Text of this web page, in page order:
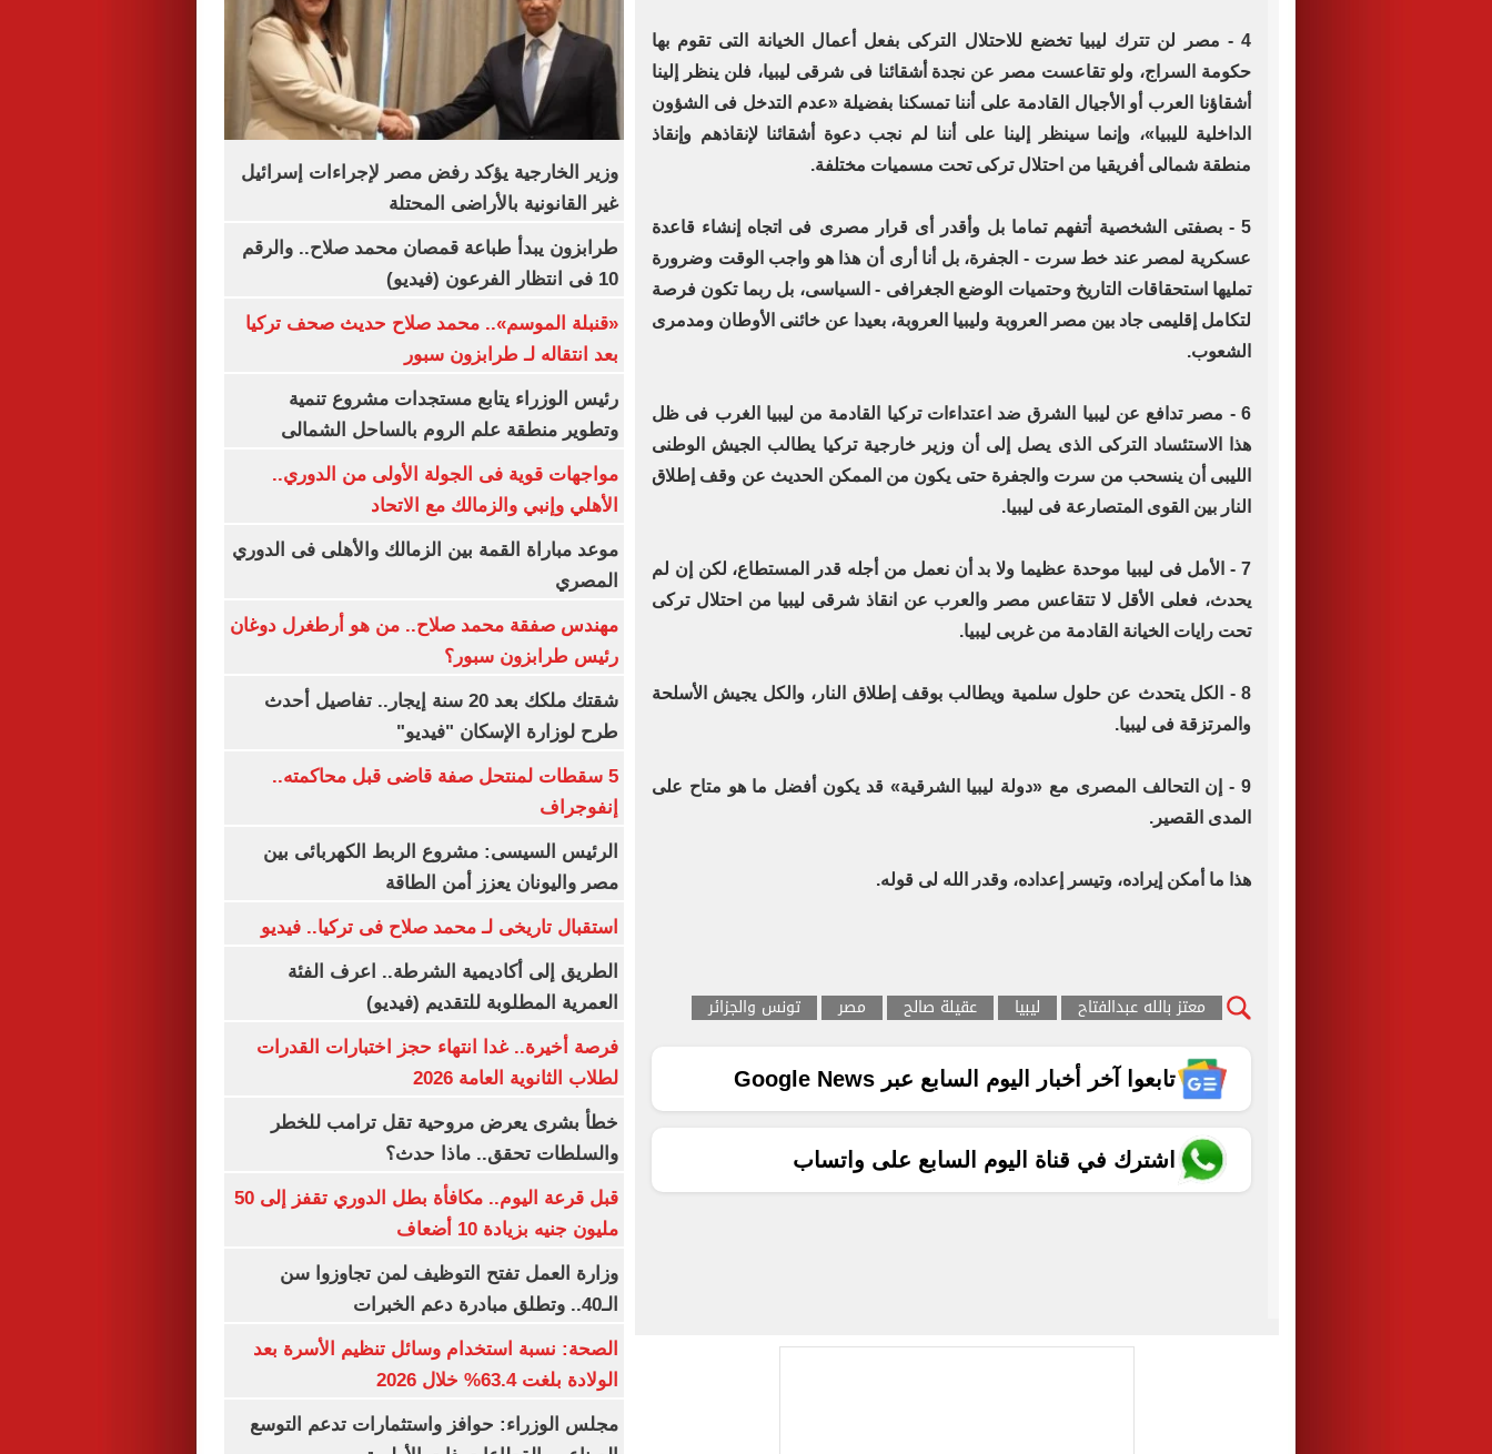
4 - مصر لن تترك ليبيا تخضع للاحتلال التركى بفعل أعمال الخيانة التى تقوم بها
حكومة السراج، ولو تقاعست مصر عن نجدة أشقائنا فى شرقى ليبيا، فلن ينظر إلينا
أشقاؤنا العرب أو الأجيال القادمة على أننا تمسكنا بفضيلة «عدم التدخل فى الشؤون
الداخلية لليبيا»، وإنما سينظر إلينا على أننا لم نجب دعوة أشقائنا لإنقاذهم وإنقاذ
منطقة شمالى أفريقيا من احتلال تركى تحت مسميات مختلفة.
5 - بصفتى الشخصية أتفهم تماما بل وأقدر أى قرار مصرى فى اتجاه إنشاء قاعدة
عسكرية لمصر عند خط سرت - الجفرة، بل أنا أرى أن هذا هو واجب الوقت وضرورة
تمليها استحقاقات التاريخ وحتميات الوضع الجغرافى - السياسى، بل ربما تكون فرصة
لتكامل إقليمى جاد بين مصر العروبة وليبيا العروبة، بعيدا عن خائنى الأوطان ومدمرى
الشعوب.
6 - مصر تدافع عن ليبيا الشرق ضد اعتداءات تركيا القادمة من ليبيا الغرب فى ظل
هذا الاستئساد التركى الذى يصل إلى أن وزير خارجية تركيا يطالب الجيش الوطنى
الليبى أن ينسحب من سرت والجفرة حتى يكون من الممكن الحديث عن وقف إطلاق
النار بين القوى المتصارعة فى ليبيا.
7 - الأمل فى ليبيا موحدة عظيما ولا بد أن نعمل من أجله قدر المستطاع، لكن إن لم
يحدث، فعلى الأقل لا تتقاعس مصر والعرب عن انقاذ شرقى ليبيا من احتلال تركى
تحت رايات الخيانة القادمة من غربى ليبيا.
8 - الكل يتحدث عن حلول سلمية ويطالب بوقف إطلاق النار، والكل يجيش الأسلحة
والمرتزقة فى ليبيا.
9 - إن التحالف المصرى مع «دولة ليبيا الشرقية» قد يكون أفضل ما هو متاح على
المدى القصير.
هذا ما أمكن إيراده، وتيسر إعداده، وقدر الله لى قوله.
معتز بالله عبدالفتاح ليبيا عقيلة صالح مصر تونس والجزائر
تابعوا آخر أخبار اليوم السابع عبر Google News
اشترك في قناة اليوم السابع على واتساب
وزير الخارجية يؤكد رفض مصر لإجراءات إسرائيل
غير القانونية بالأراضى المحتلة
طرابزون يبدأ طباعة قمصان محمد صلاح.. والرقم
10 فى انتظار الفرعون (فيديو)
«قنبلة الموسم».. محمد صلاح حديث صحف تركيا
بعد انتقاله لـ طرابزون سبور
رئيس الوزراء يتابع مستجدات مشروع تنمية
وتطوير منطقة علم الروم بالساحل الشمالى
مواجهات قوية فى الجولة الأولى من الدوري..
الأهلي وإنبي والزمالك مع الاتحاد
موعد مباراة القمة بين الزمالك والأهلى فى الدوري
المصري
مهندس صفقة محمد صلاح.. من هو أرطغرل دوغان
رئيس طرابزون سبور؟
شقتك ملكك بعد 20 سنة إيجار.. تفاصيل أحدث
طرح لوزارة الإسكان "فيديو"
5 سقطات لمنتحل صفة قاضى قبل محاكمته..
إنفوجراف
الرئيس السيسى: مشروع الربط الكهربائى بين
مصر واليونان يعزز أمن الطاقة
استقبال تاريخى لـ محمد صلاح فى تركيا.. فيديو
الطريق إلى أكاديمية الشرطة.. اعرف الفئة
العمرية المطلوبة للتقديم (فيديو)
فرصة أخيرة.. غدا انتهاء حجز اختبارات القدرات
لطلاب الثانوية العامة 2026
خطأ بشرى يعرض مروحية تقل ترامب للخطر
والسلطات تحقق.. ماذا حدث؟
قبل قرعة اليوم.. مكافأة بطل الدوري تقفز إلى 50
مليون جنيه بزيادة 10 أضعاف
وزارة العمل تفتح التوظيف لمن تجاوزوا سن
الـ40.. وتطلق مبادرة دعم الخبرات
الصحة: نسبة استخدام وسائل تنظيم الأسرة بعد
الولادة بلغت 63.4% خلال 2026
مجلس الوزراء: حوافز واستثمارات تدعم التوسع